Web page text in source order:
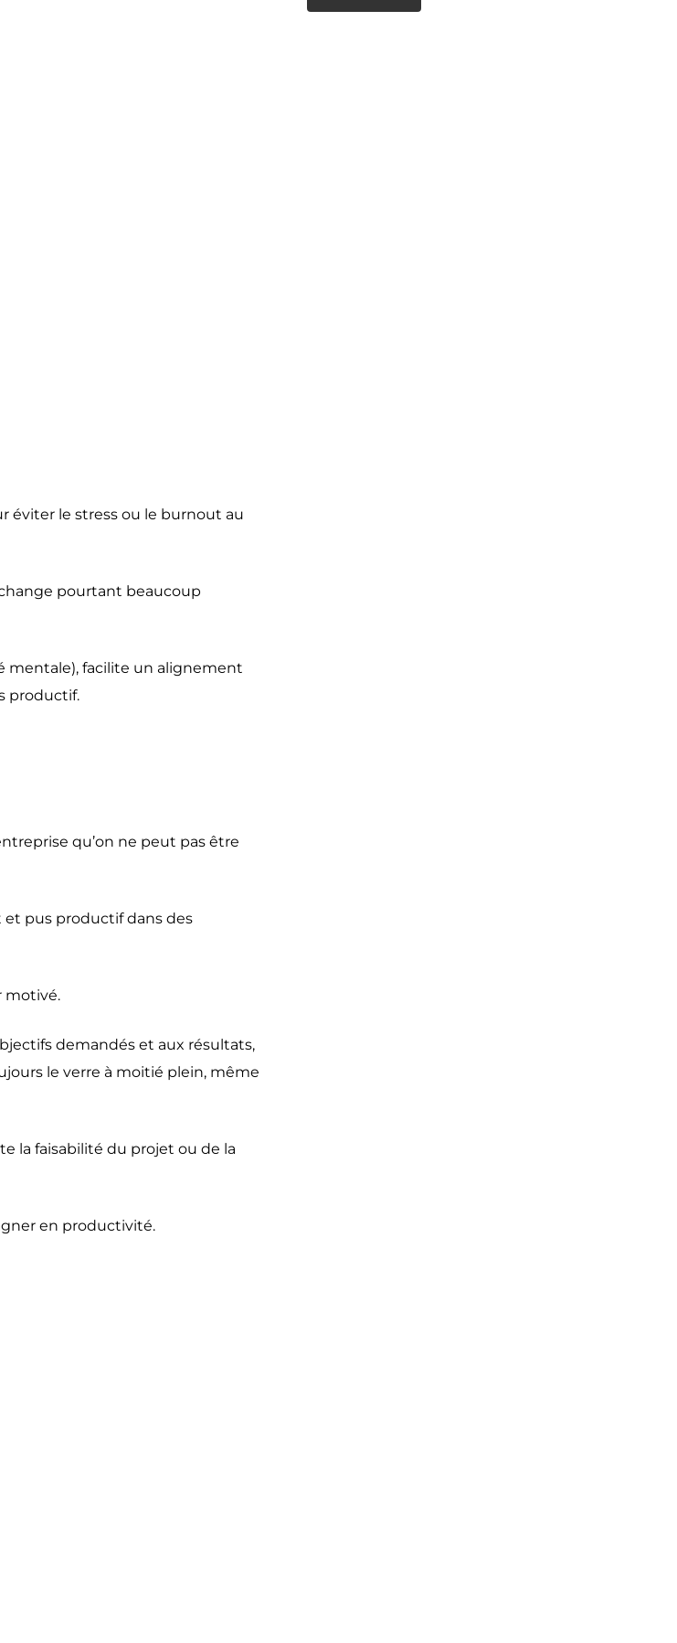
éviter le stress ou le burnout au
pourtant beaucoup
mentale), facilite un alignement
productif.
qu’on ne peut pas être
pus productif dans des
motivé.
demandés et aux résultats,
le verre à moitié plein, même
la faisabilité du projet ou de la
en productivité.